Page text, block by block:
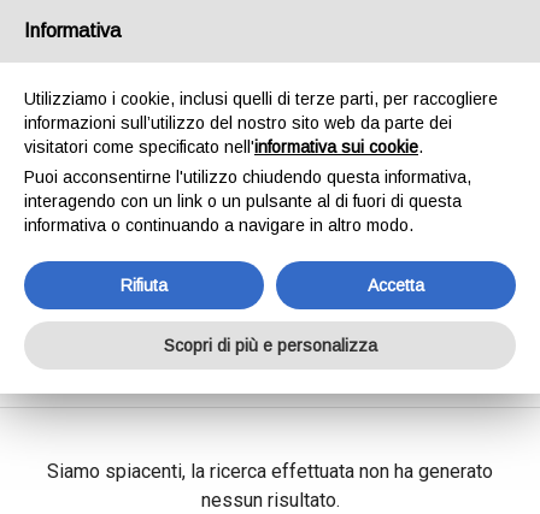
SPEDIAMO IN 24/48H - SPEDIZIONI GRATUITE
INVIA MESSAGGIO
Shop Online
Home
Siamo spiacenti, la ricerca effettuata non ha generato
nessun risultato.
Informativa
Utilizziamo i cookie, inclusi quelli di terze parti, per raccogliere
informazioni sull’utilizzo del nostro sito web da parte dei
visitatori come specificato nell'informativa sui cookie.
Puoi acconsentirne l'utilizzo chiudendo questa informativa,
interagendo con un link o un pulsante al di fuori di questa
informativa o continuando a navigare in altro modo.
Rifiuta Accetta
Scopri di più e personalizza